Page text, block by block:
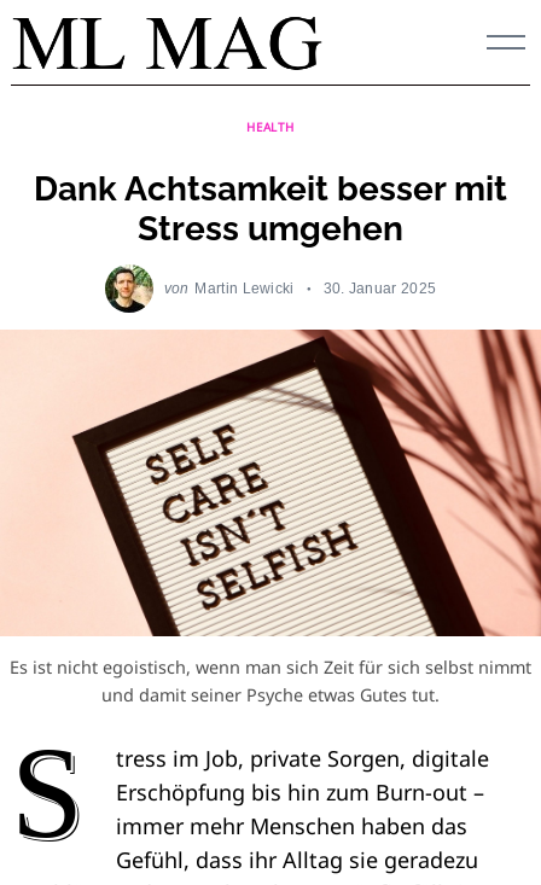
Skip
content
HEALTH
Dank Achtsamkeit besser mit
Stress umgehen
von Martin Lewicki 30. Januar 2025
Es ist nicht egoistisch, wenn man sich Zeit für sich selbst nimmt
und damit seiner Psyche etwas Gutes tut.
S
tress im Job, private Sorgen, digitale
Erschöpfung bis hin zum Burn-out –
immer mehr Menschen haben das
Gefühl, dass ihr Alltag sie geradezu